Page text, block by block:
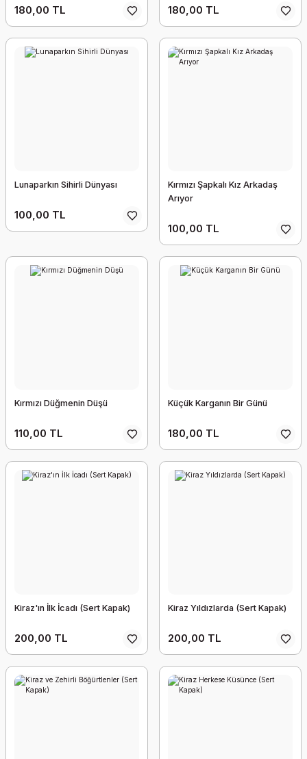
180,00 TL 180,00 TL
Lunaparkın Sihirli Dünyası
100,00 TL
Kırmızı Şapkalı Kız Arkadaş
Arıyor
100,00 TL
Kırmızı Düğmenin Düşü
110,00 TL
Küçük Karganın Bir Günü
180,00 TL
Kiraz'ın İlk İcadı (Sert Kapak)
200,00 TL
Kiraz Yıldızlarda (Sert Kapak)
200,00 TL